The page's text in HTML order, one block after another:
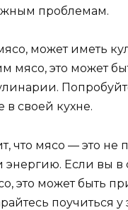
проблемам.
может иметь
мясо, это может
в своей кухне.
что мясо — это не
энергию. Если вы
это может быть
поучиться